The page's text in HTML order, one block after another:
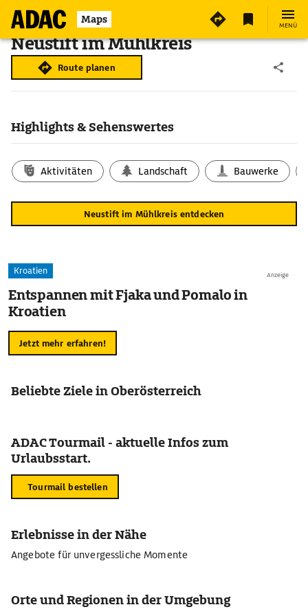
Maps MENÜ
Neustift im Mühlkreis
Route planen
Highlights & Sehenswertes
Aktivitäten Landschaft Bauwerke
Neustift im Mühlkreis entdecken
Anzeige
Kroatien
Entspannen mit Fjaka und Pomalo in
Kroatien
Jetzt mehr erfahren!
Beliebte Ziele in Oberösterreich
ADAC Tourmail - aktuelle Infos zum
Urlaubsstart.
Tourmail bestellen
Erlebnisse in der Nähe
Angebote für unvergessliche Momente
Orte und Regionen in der Umgebung